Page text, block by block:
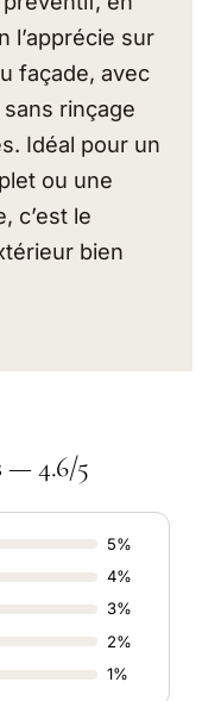
l’apprécie sur
façade, avec
rinçage
Idéal pour un
ou une
c’est le
bien
— 4.6/5
5%
4%
3%
2%
1%